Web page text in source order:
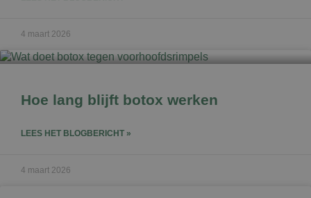
4 maart 2026
Hoe lang blijft botox werken
LEES HET BLOGBERICHT »
4 maart 2026